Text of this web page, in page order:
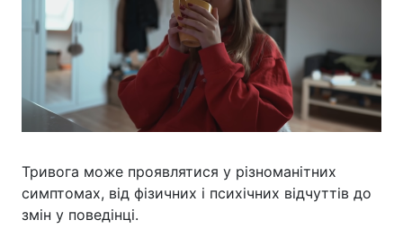
Тривога може проявлятися у різноманітних
симптомах, від фізичних і психічних відчуттів до
змін у поведінці.